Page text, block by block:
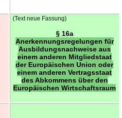
(Text neue Fassung)
§ 16a
Anerkennungsregelungen für
Ausbildungsnachweise aus
einem anderen Mitgliedstaat
der Europäischen Union oder
einem anderen Vertragsstaat
des Abkommens über den
Europäischen Wirtschaftsraum